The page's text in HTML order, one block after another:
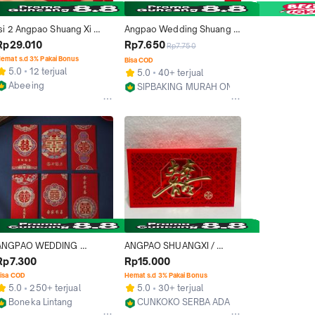
2 Angpao Shuang Xi
Wedding /
Red Wedding
/ Angpao Nikah
s.d 3% Pakai Bonus
5.0
12 terjual
Abeeing
Angpao Wedding Shuang Xi
Kertas Angpau Nikah
Rp7.650Rp7.750
Bisa COD
5.0
40+ terjual
SIPBAKING MURAH ONLINE
WEDDING
- AMPAO
- Angpao
Xi Panjang Maroon -
Xuangxi
COD
5.0
250+ terjual
Boneka Lintang
ANGPAO SHUANGXI /
ANGPAO WEDDING ( BESAR
) / 1 PACK ISI 2 LEMBAR
Rp15.000
Hemat s.d 3% Pakai Bonus
5.0
30+ terjual
CUNKOKO SERBA ADA